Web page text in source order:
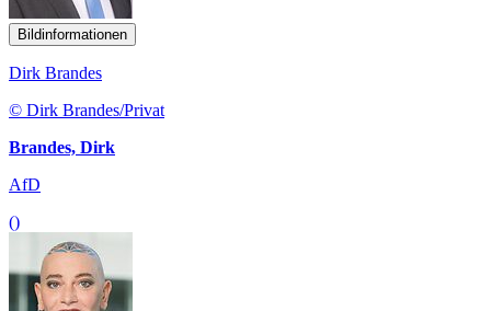
Bildinformationen
Dirk Brandes
© Dirk Brandes/Privat
Brandes, Dirk
AfD
()